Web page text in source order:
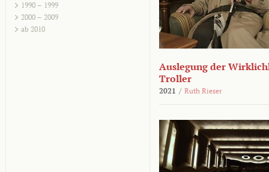
1990 – 1999
2000 – 2009
ab 2010
Auslegung der
Troller
2021 / Ruth Rieser